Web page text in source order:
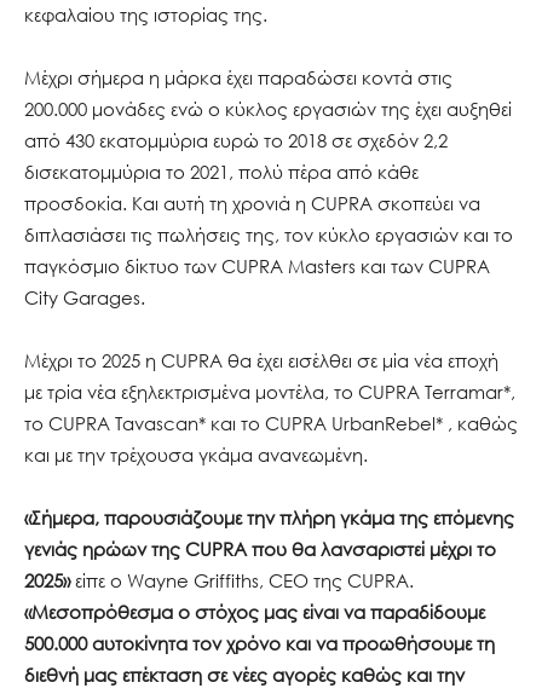
κεφαλαίου της ιστορίας της.
Μέχρι σήμερα η μάρκα έχει παραδώσει κοντά στις
200.000 μονάδες ενώ ο κύκλος εργασιών της έχει αυξηθεί
από 430 εκατομμύρια ευρώ το 2018 σε σχεδόν 2,2
δισεκατομμύρια το 2021, πολύ πέρα από κάθε
προσδοκία. Και αυτή τη χρονιά η CUPRA σκοπεύει να
διπλασιάσει τις πωλήσεις της, τον κύκλο εργασιών και το
παγκόσμιο δίκτυο των CUPRA Masters και των CUPRA
City Garages.
Μέχρι το 2025 η CUPRA θα έχει εισέλθει σε μία νέα εποχή
με τρία νέα εξηλεκτρισμένα μοντέλα, το CUPRA Terramar*,
το CUPRA Tavascan* και το CUPRA UrbanRebel* , καθώς
και με την τρέχουσα γκάμα ανανεωμένη.
«Σήμερα, παρουσιάζουμε την πλήρη γκάμα της επόμενης
γενιάς ηρώων της CUPRA που θα λανσαριστεί μέχρι το
2025»είπε ο Wayne Griffiths, CEO της CUPRA.
«Μεσοπρόθεσμα ο στόχος μας είναι να παραδίδουμε
500.000 αυτοκίνητα τον χρόνο και να προωθήσουμε τη
διεθνή μας επέκταση σε νέες αγορές καθώς και την